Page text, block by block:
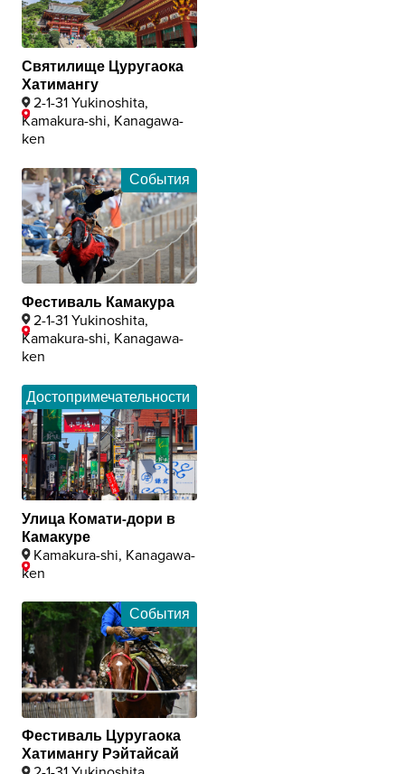
Святилище Цуругаока
Хатимангу
2-1-31 Yukinoshita,
Kamakura-shi, Kanagawa-
ken
События
Фестиваль Камакура
2-1-31 Yukinoshita,
Kamakura-shi, Kanagawa-
ken
Достопримечательности
Улица Комати-дори в
Камакуре
Kamakura-shi, Kanagawa-
ken
События
Фестиваль Цуругаока
Хатимангу Рэйтайсай